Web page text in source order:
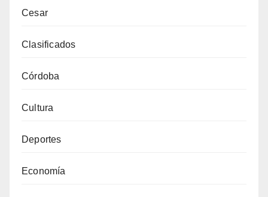
Cesar
Clasificados
Córdoba
Cultura
Deportes
Economía